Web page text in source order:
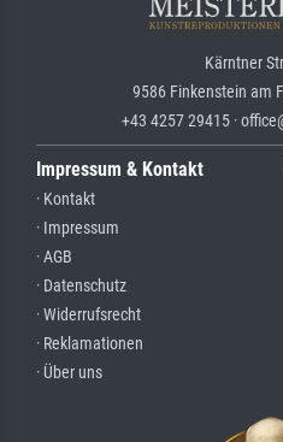
Kärntner
9586 Finkenstein am
+43 4257 29415 ·
Impressum & Kontakt
· Kontakt
· Impressum
· AGB
· Datenschutz
· Widerrufsrecht
· Reklamationen
· Über uns